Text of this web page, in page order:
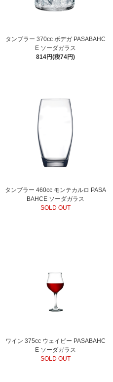
タンブラー 370cc ボデガ PASABAHC
E ソーダガラス
814円(税74円)
タンブラー 460cc モンテカルロ PASA
BAHCE ソーダガラス
SOLD OUT
ワイン 375cc ウェイビー PASABAHC
E ソーダガラス
SOLD OUT